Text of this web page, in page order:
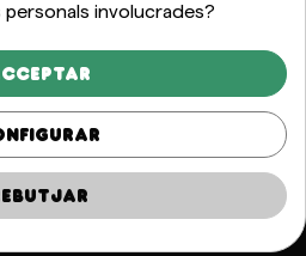
a tot el món Millor preu
D'Artesania
involucrades?